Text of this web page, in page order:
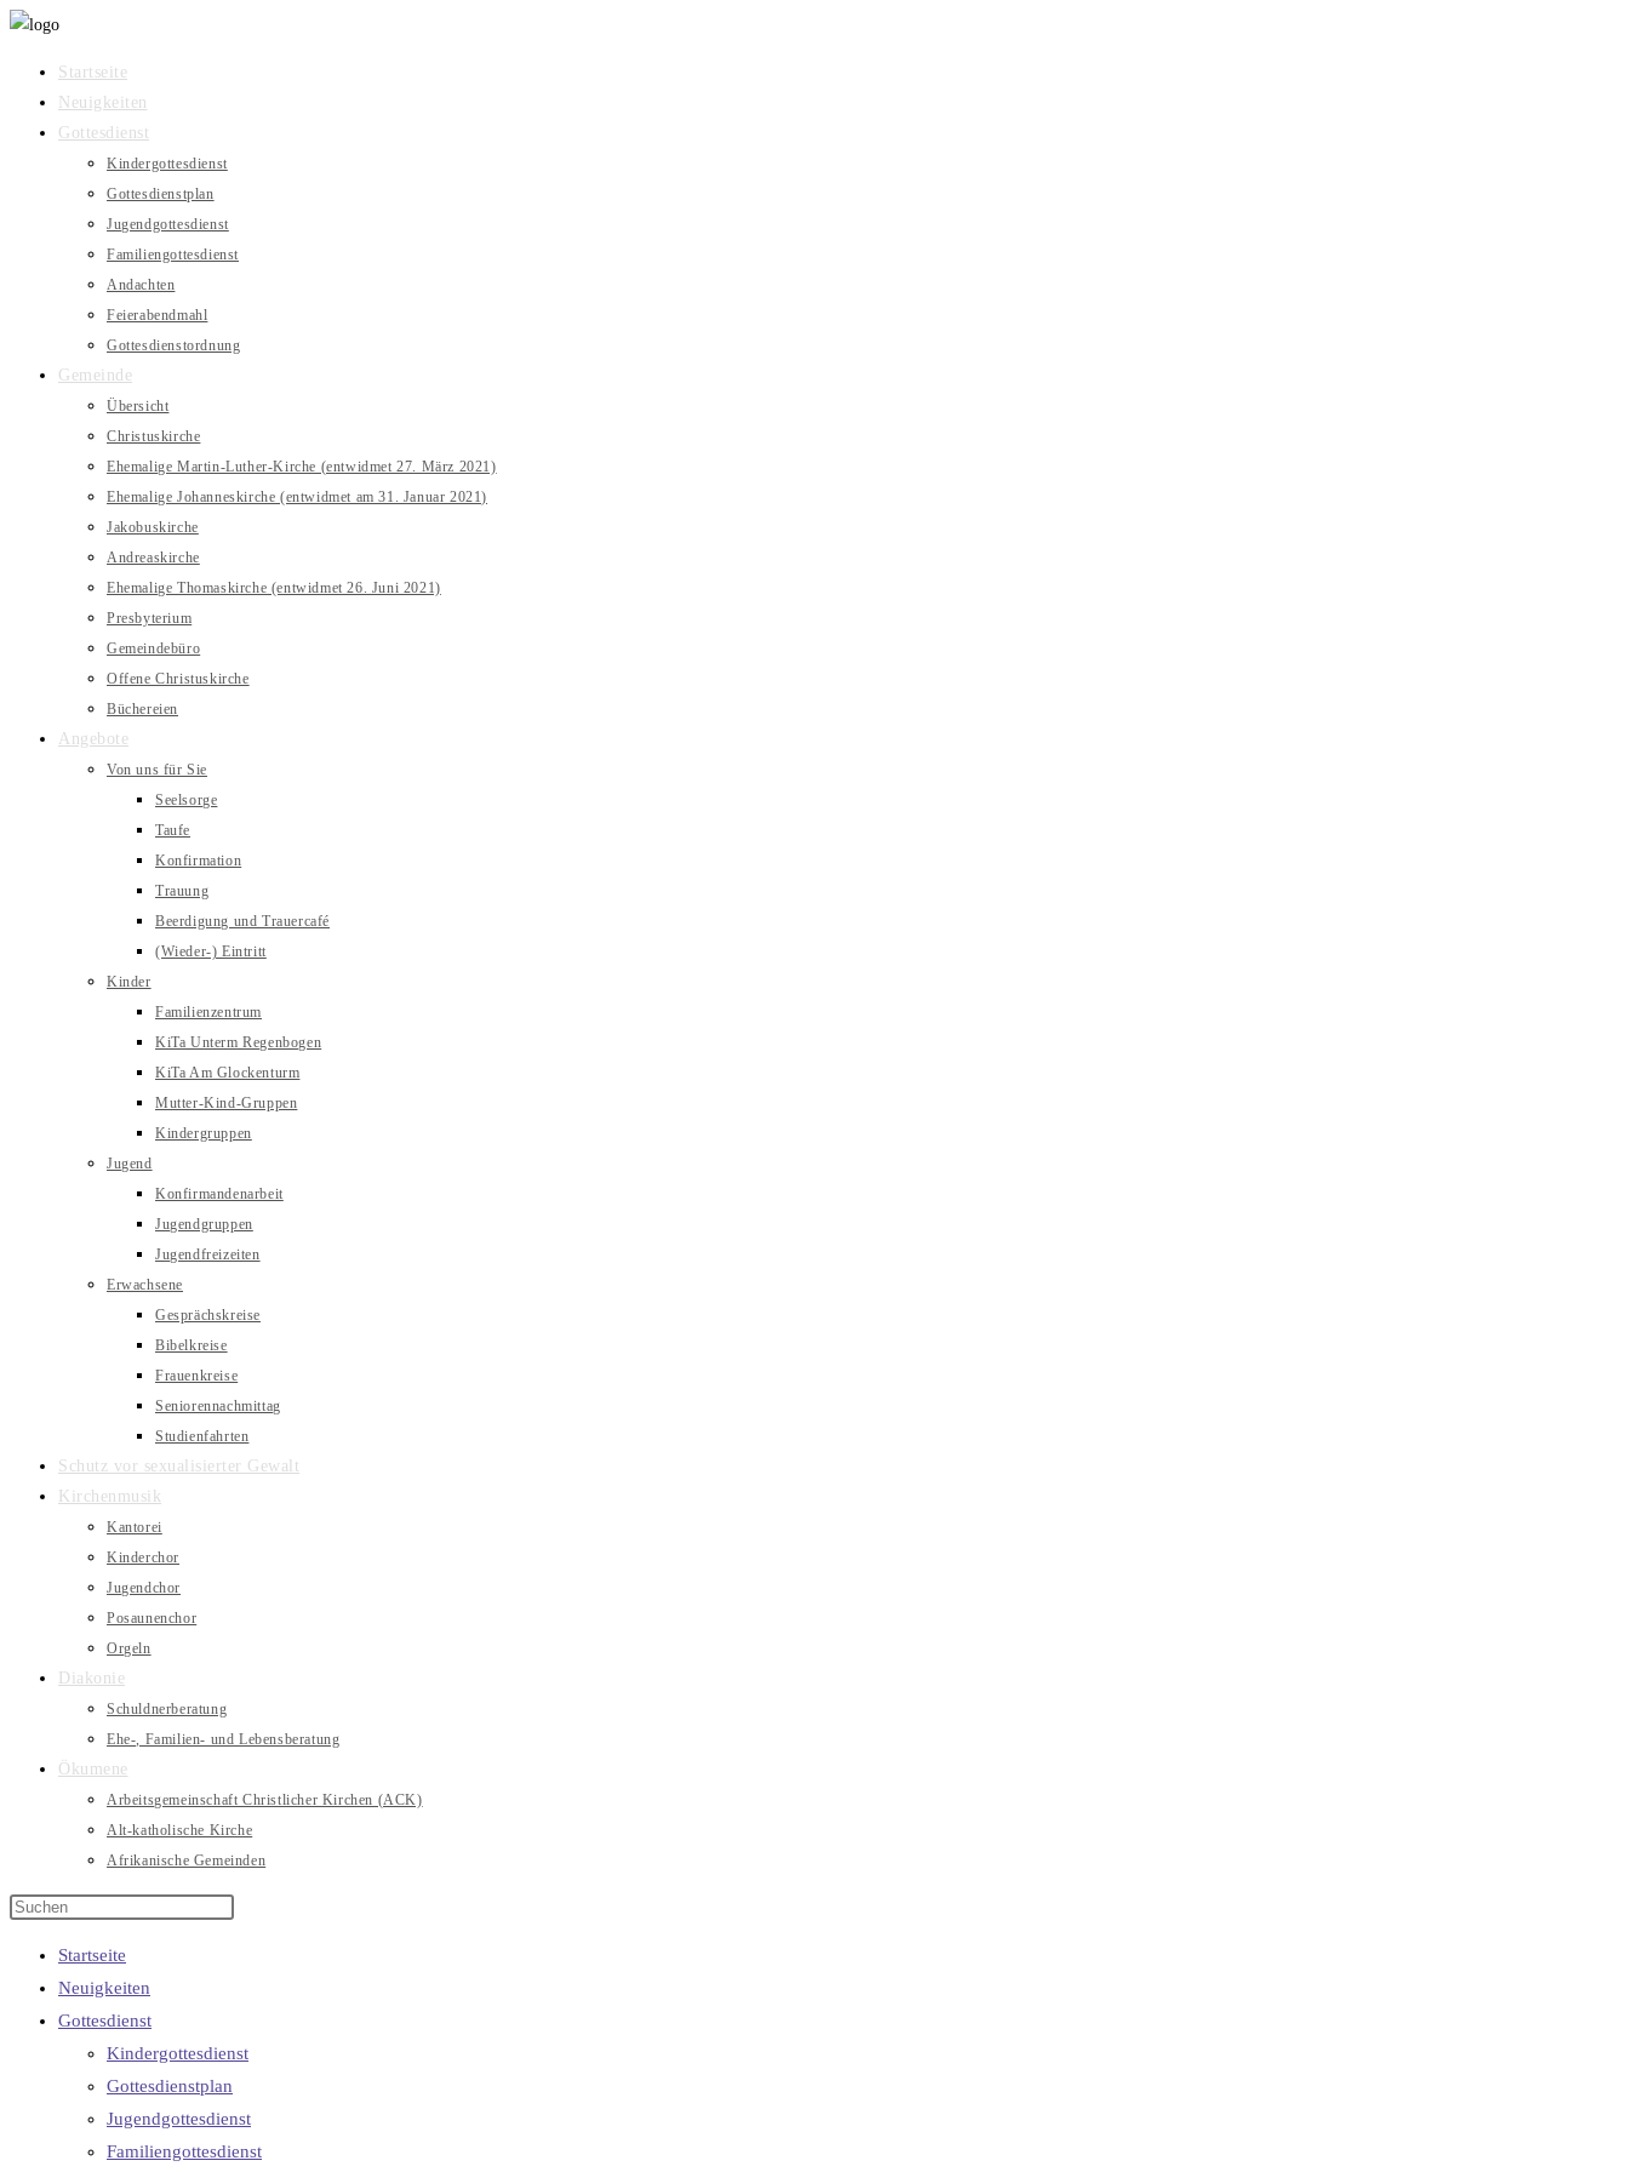
Zum
springen
Startseite
Neuigkeiten
Gottesdienst
Kindergottesdienst
Gottesdienstplan
Jugendgottesdienst
Familiengottesdienst
Andachten
Feierabendmahl
Gottesdienstordnung
Gemeinde
Übersicht
Christuskirche
Ehemalige Martin-Luther-Kirche (entwidmet 27. März 2021)
Ehemalige Johanneskirche (entwidmet am 31. Januar 2021)
Jakobuskirche
Andreaskirche
Ehemalige Thomaskirche (entwidmet 26. Juni 2021)
Presbyterium
Gemeindebüro
Offene Christuskirche
Büchereien
Angebote
Von uns für Sie
Seelsorge
Taufe
Konfirmation
Trauung
Beerdigung und Trauercafé
(Wieder-) Eintritt
Kinder
Familienzentrum
KiTa Unterm Regenbogen
KiTa Am Glockenturm
Mutter-Kind-Gruppen
Kindergruppen
Jugend
Konfirmandenarbeit
Jugendgruppen
Jugendfreizeiten
Erwachsene
Gesprächskreise
Bibelkreise
Frauenkreise
Seniorennachmittag
Studienfahrten
Schutz vor sexualisierter Gewalt
Kirchenmusik
Kantorei
Kinderchor
Jugendchor
Posaunenchor
Orgeln
Diakonie
Schuldnerberatung
Ehe-, Familien- und Lebensberatung
Ökumene
Arbeitsgemeinschaft Christlicher Kirchen (ACK)
Alt-katholische Kirche
Afrikanische Gemeinden
Startseite
Neuigkeiten
Gottesdienst
Kindergottesdienst
Gottesdienstplan
Jugendgottesdienst
Familiengottesdienst